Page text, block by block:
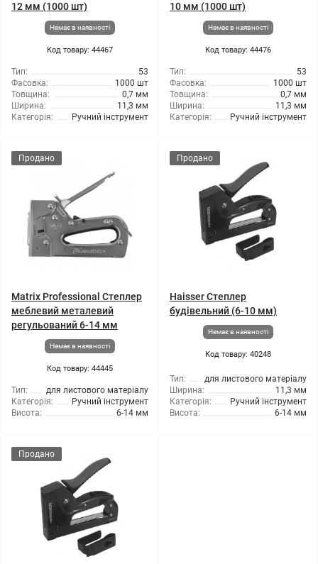
12 мм (1000 шт)
Немає в наявності
Код товару: 44467
Тип:
53
Фасовка:
1000 шт
Товщина:
0,7 мм
Ширина:
11,3 мм
Категорія:
Ручний інструмент
10 мм (1000 шт)
Немає в наявності
Код товару: 44476
Тип:
53
Фасовка:
1000 шт
Товщина:
0,7 мм
Ширина:
11,3 мм
Категорія:
Ручний інструмент
Продано
Matrix Professional Степлер
меблевий металевий
регульований 6-14 мм
Немає в наявності
Код товару: 44445
Тип:
для листового матеріалу
Категорія:
Ручний інструмент
Висота:
6-14 мм
Продано
Haisser Степлер
будівельний (6-10 мм)
Немає в наявності
Код товару: 40248
Тип:
для листового матеріалу
Ширина:
11,3 мм
Категорія:
Ручний інструмент
Висота:
6-14 мм
Продано